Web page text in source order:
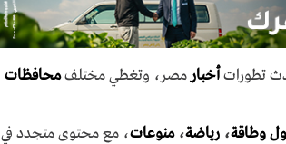
تطوراتأخبار مصر، وتغطي مختلفمحافظات
وطاقة، رياضة،منوعات، مع محتوى متجدد في